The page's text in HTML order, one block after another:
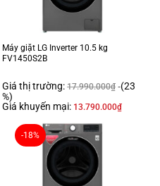
Máy giặt LG Inverter 10.5 kg
FV1450S2B
Giá thị trường: 17.990.000₫ (23
%)
Giá khuyến mại: 13.790.000₫
-18%